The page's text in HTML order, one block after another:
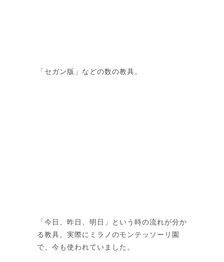
「セガン版」などの数の教具。
「今日、昨日、明日」という時の流れが分か
る教具。実際にミラノのモンテッソーリ園
で、今も使われていました。